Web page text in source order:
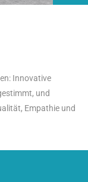
Innovative
und
Empathie und